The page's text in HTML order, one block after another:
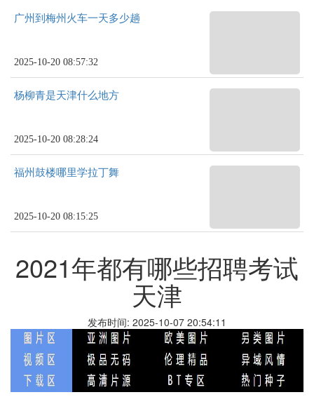
广州到梅州火车一天多少趟
2025-10-20 08:57:32
杨柳青是天津什么地方
2025-10-20 08:28:24
福州鼓楼哪里学拉丁舞
2025-10-20 08:15:25
2021年都有哪些招聘考试
天津
发布时间: 2025-10-07 20:54:11